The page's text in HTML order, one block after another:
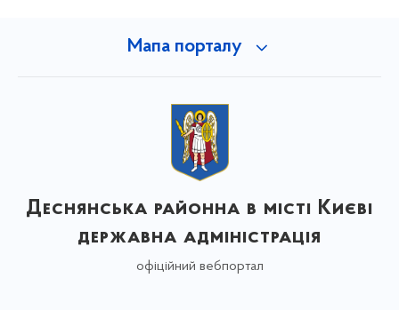
Мапа порталу
Деснянська районна в місті Києві
державна адміністрація
офіційний вебпортал